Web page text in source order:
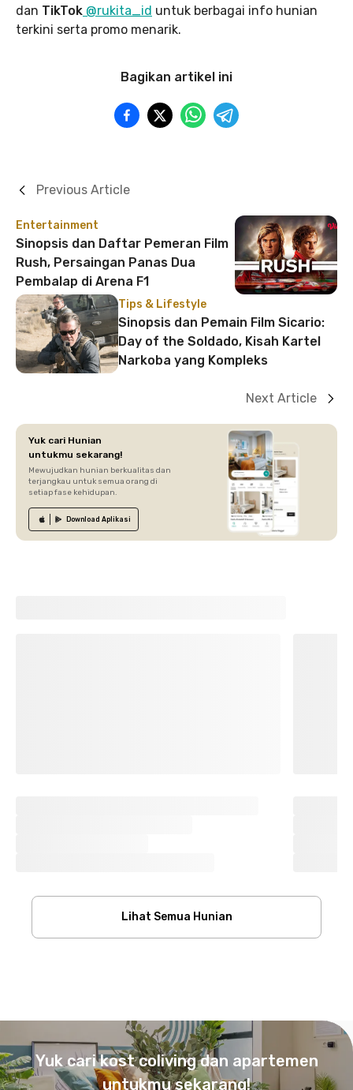
dan TikTok @rukita_id untuk berbagai info hunian
terkini serta promo menarik.
Bagikan artikel ini
Entertainment
Sinopsis dan Daftar Pemeran Film
Rush, Persaingan Panas Dua
Pembalap di Arena F1
Previous Article
Tips & Lifestyle
Sinopsis dan Pemain Film Sicario:
Day of the Soldado, Kisah Kartel
Narkoba yang Kompleks
Next Article
Yuk cari Hunian
untukmu sekarang!
Mewujudkan hunian berkualitas dan
terjangkau untuk semua orang di
setiap fase kehidupan.
Download Aplikasi
Lihat Semua Hunian
Yuk cari kost coliving dan apartemen
untukmu sekarang!